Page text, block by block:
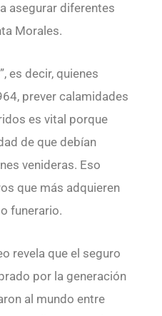
asegurar diferentes
Morales.
es decir, quienes
prever calamidades
es vital porque
de que debían
venideras. Eso
que más adquieren
funerario.
revela que el seguro
por la generación
al mundo entre